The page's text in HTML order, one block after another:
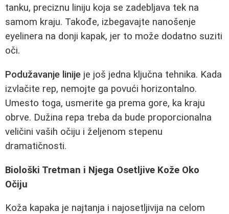
tanku, preciznu liniju koja se zadebljava tek na
samom kraju. Takođe, izbegavajte nanošenje
eyelinera na donji kapak, jer to može dodatno suziti
oči.
Podužavanje linije je još jedna ključna tehnika. Kada
izvlačite rep, nemojte ga povući horizontalno.
Umesto toga, usmerite ga prema gore, ka kraju
obrve. Dužina repa treba da bude proporcionalna
veličini vaših očiju i željenom stepenu
dramatičnosti.
Biološki Tretman i Njega Osetljive Kože Oko
Očiju
Koža kapaka je najtanja i najosetljivija na celom